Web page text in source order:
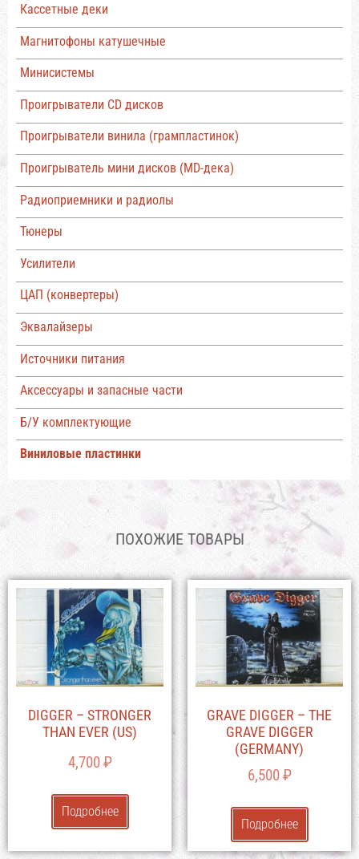
Кассетные деки
Магнитофоны катушечные
Минисистемы
Проигрыватели CD дисков
Проигрыватели винила (грампластинок)
Проигрыватель мини дисков (MD-дека)
Радиоприемники и радиолы
Тюнеры
Усилители
ЦАП (конвертеры)
Эквалайзеры
Источники питания
Аксессуары и запасные части
Б/У комплектующие
Виниловые пластинки
ПОХОЖИЕ ТОВАРЫ
DIGGER – STRONGER
THAN EVER (US)
4,700₽
Подробнее
GRAVE DIGGER – THE
GRAVE DIGGER
(GERMANY)
6,500₽
Подробнее